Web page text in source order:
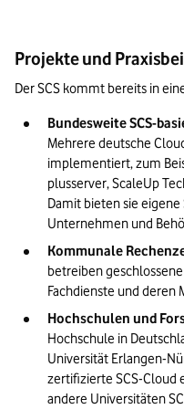
Projekte und
Der SCS kommt bereits in
Mehrere deutsche
implementiert, zum
plusserver, ScaleUp
Damit bieten sie
Unternehmen und
Kommunale
betreiben
Fachdienste und deren
Hochschulen und
Hochschule in
Universität Erlangen-
zertifizierte SCS-Cloud
andere Universitäten